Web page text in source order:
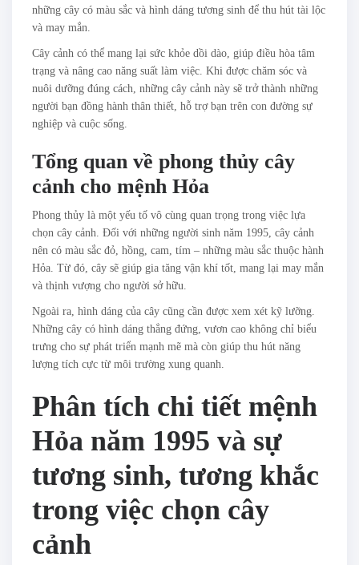
những cây có màu sắc và hình dáng tương sinh để thu hút tài lộc
và may mắn.
Cây cảnh có thể mang lại sức khỏe dồi dào, giúp điều hòa tâm
trạng và nâng cao năng suất làm việc. Khi được chăm sóc và
nuôi dưỡng đúng cách, những cây cảnh này sẽ trở thành những
người bạn đồng hành thân thiết, hỗ trợ bạn trên con đường sự
nghiệp và cuộc sống.
Tổng quan về phong thủy cây
cảnh cho mệnh Hỏa
Phong thủy là một yếu tố vô cùng quan trọng trong việc lựa
chọn cây cảnh. Đối với những người sinh năm 1995, cây cảnh
nên có màu sắc đỏ, hồng, cam, tím – những màu sắc thuộc hành
Hỏa. Từ đó, cây sẽ giúp gia tăng vận khí tốt, mang lại may mắn
và thịnh vượng cho người sở hữu.
Ngoài ra, hình dáng của cây cũng cần được xem xét kỹ lưỡng.
Những cây có hình dáng thẳng đứng, vươn cao không chỉ biểu
trưng cho sự phát triển mạnh mẽ mà còn giúp thu hút năng
lượng tích cực từ môi trường xung quanh.
Phân tích chi tiết mệnh
Hỏa năm 1995 và sự
tương sinh, tương khắc
trong việc chọn cây
cảnh